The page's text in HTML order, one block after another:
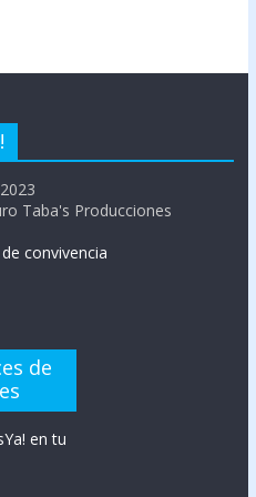
Taba's Producciones
convivencia
de
en tu